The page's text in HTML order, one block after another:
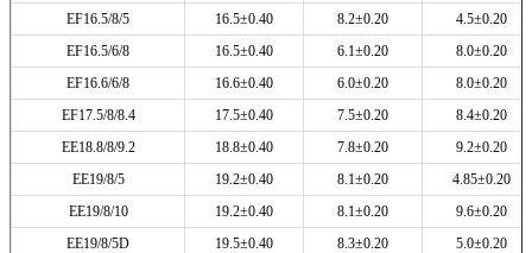
EF16.5/8/5
16.5±0.40 8.2±0.20
4.5±0.20
EF16.5/6/8
16.5±0.40 6.1±0.20
8.0±0.20
EF16.6/6/8
16.6±0.40 6.0±0.20
8.0±0.20
EF17.5/8/8.4
17.5±0.40 7.5±0.20
8.4±0.20
EE18.8/8/9.2
18.8±0.40 7.8±0.20
9.2±0.20
EE19/8/5
19.2±0.40 8.1±0.20
4.85±0.20
EE19/8/10
19.2±0.40 8.1±0.20
9.6±0.20
EE19/8/5D
19.5±0.40 8.3±0.20
5.0±0.20